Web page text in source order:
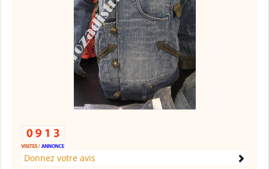
Donnez votre avis